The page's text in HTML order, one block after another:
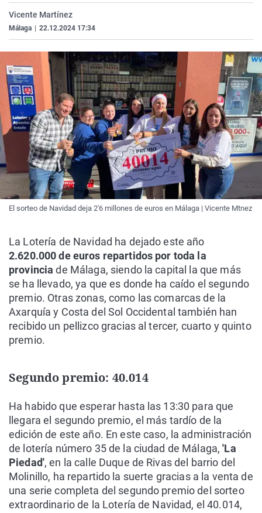
Como el perro y el
Equipo de
Operación Viuda
La Rioja
Navarra
País Vasco
Elecciones
Vicente Martínez
Málaga 22.12.2024 17:34
El sorteo de Navidad deja 2'6 millones de euros en Málaga | Vicente Mtnez
La Lotería de Navidad ha dejado este año
2.620.000 de euros repartidos por toda la
provincia de Málaga, siendo la capital la que más
se ha llevado, ya que es donde ha caído el segundo
premio. Otras zonas, como las comarcas de la
Axarquía y Costa del Sol Occidental también han
recibido un pellizco gracias al tercer, cuarto y quinto
premio.
Segundo premio: 40.014
Ha habido que esperar hasta las 13:30 para que
llegara el segundo premio, el más tardío de la
edición de este año. En este caso, la administración
de lotería número 35 de la ciudad de Málaga, 'La
Piedad', en la calle Duque de Rivas del barrio del
Molinillo, ha repartido la suerte gracias a la venta de
una serie completa del segundo premio del sorteo
extraordinario de la Lotería de Navidad, el 40.014,